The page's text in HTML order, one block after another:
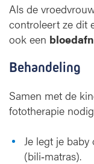
Als de
controleert ze dit
ook een
Behandeling
Samen met de
fototherapie
Je legt je
(bili‑matras).